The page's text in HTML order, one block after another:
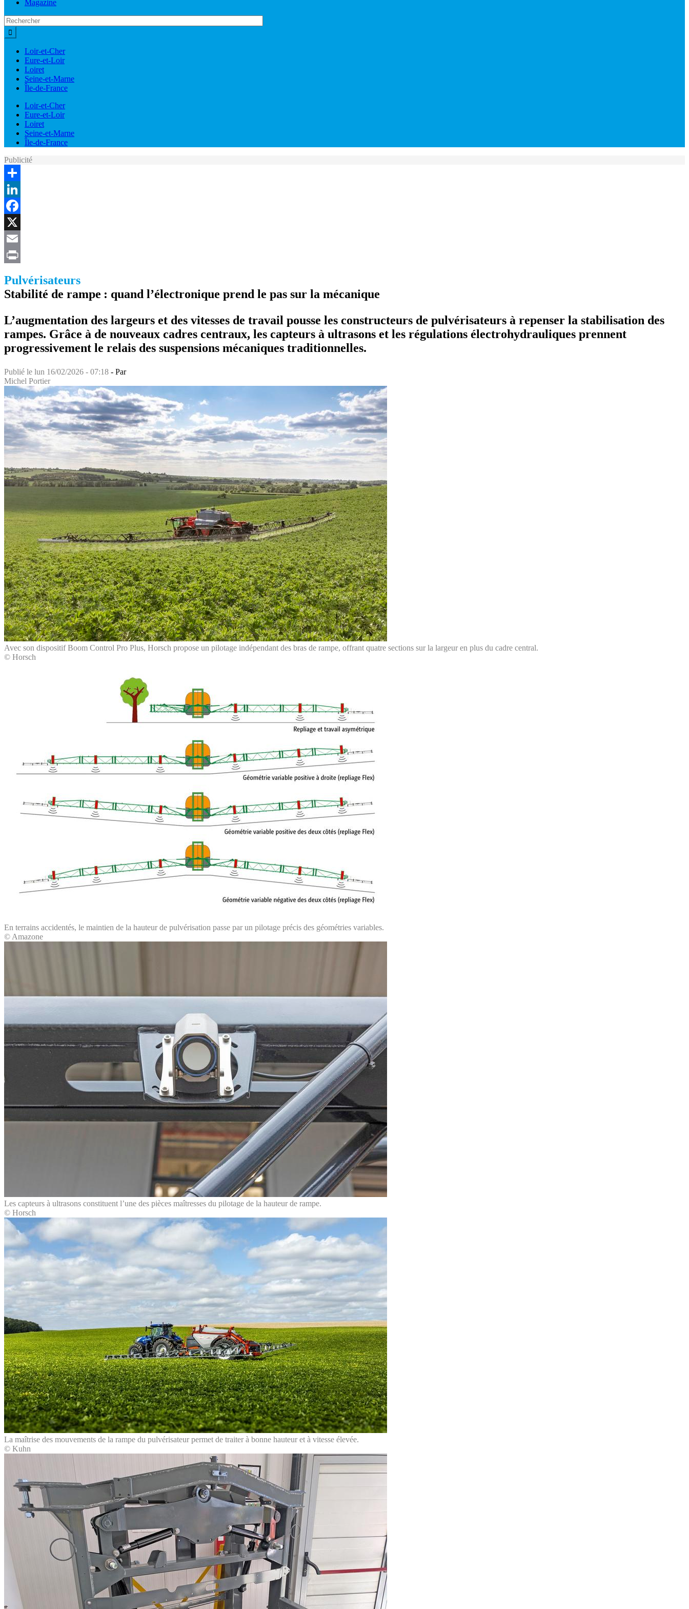
Magazine
Loir-et-Cher
Eure-et-Loir
Loiret
Seine-et-Marne
Île-de-France
Loir-et-Cher
Eure-et-Loir
Loiret
Seine-et-Marne
Île-de-France
Publicité
Share
LinkedIn
Facebook
X
Email
Pulvérisateurs
Stabilité de rampe : quand l’électronique prend le pas sur la mécanique
L’augmentation des largeurs et des vitesses de travail pousse les constructeurs de pulvérisateurs à repenser la stabilisation des
rampes. Grâce à de nouveaux cadres centraux, les capteurs à ultrasons et les régulations électrohydrauliques prennent
progressivement le relais des suspensions mécaniques traditionnelles.
Publié le lun 16/02/2026 - 07:18 - Par
Michel Portier
Avec son dispositif Boom Control Pro Plus, Horsch propose un pilotage indépendant des bras de rampe, offrant quatre sections sur la largeur en plus du cadre central.
© Horsch
En terrains accidentés, le maintien de la hauteur de pulvérisation passe par un pilotage précis des géométries variables.
© Amazone
Les capteurs à ultrasons constituent l’une des pièces maîtresses du pilotage de la hauteur de rampe.
© Horsch
La maîtrise des mouvements de la rampe du pulvérisateur permet de traiter à bonne hauteur et à vitesse élevée.
© Kuhn